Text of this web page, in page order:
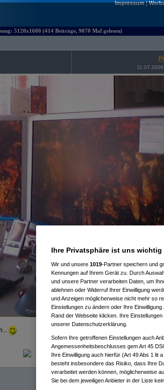
Impressum|
5120x1600 (414 Beiträge, 9070 Mal gelesen)
Ihre Privatsphäre ist uns wichtig
Wir und unsere 1019-Partner speichern und
Kennungen auf Ihrem Gerät zu. Durch
und unsere Partner verarbeiten Daten, um
ablehnen oder Widerruf Ihrer Einwilligung
und Anzeigen möglicherweise nicht mehr so
Einstellungen zu ändern oder Ihre
Rand der Webseite klicken. Ihre
unserer Datenschutzerklärung.
Sofern Ihre getroffenen Einstellungen auch
Angemessenheitsbeschlusses gem Art 45
Ihre Einwilligung auch hierfür (Art 49 Abs 1 lit
besteht insbesondere das Risiko, dass Ihre
verarbeitet werden können, möglicherweise
Sie bei dem jeweiligen Anbieter in der Liste